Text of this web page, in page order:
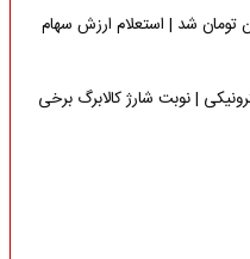
این برگه ها 10 میلیون تومان شد | استعلام ارزش سهام
| نوبت شارژ کالابرگ برخی